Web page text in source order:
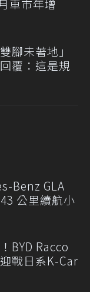
車市年增
腳未著地」
覆：這是規
Benz GLA
公里續航小
BYD Racco
戰日系K-Car